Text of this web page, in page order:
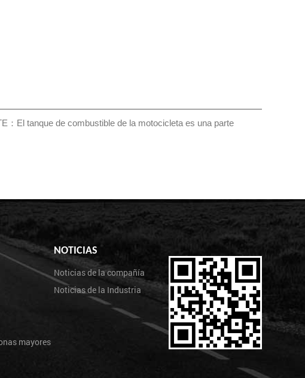
：El tanque de combustible de la motocicleta es una parte
mayores
NOTICIAS
Noticias de la compañía
Noticias de la Industria